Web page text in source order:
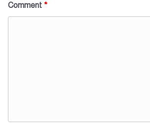
Comment *